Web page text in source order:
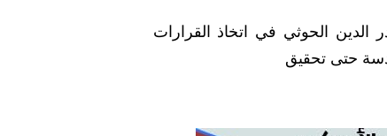
الدين الحوثي في اتخاذ القرارات
حتى تحقيق